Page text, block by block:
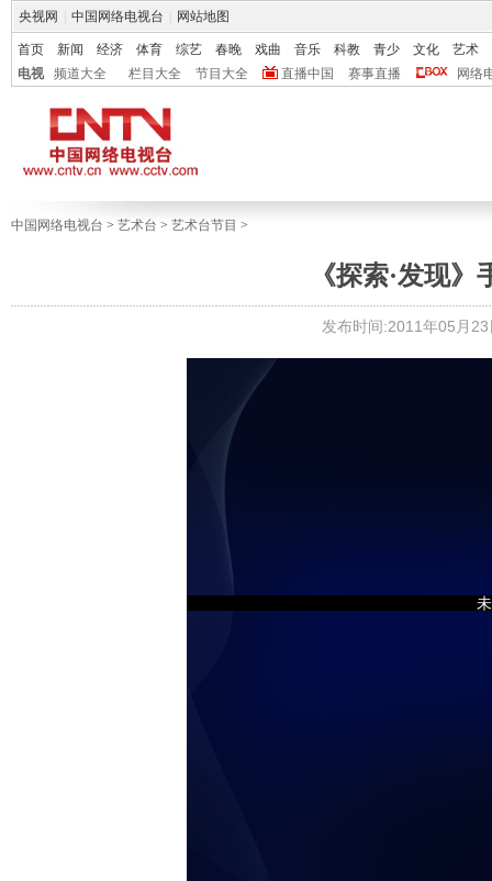
央视网 中国网络电视台 网站地图
首页 新闻 经济 体育 综艺 春晚 戏曲 音乐 科教 青少 文化
艺术
电视
频道大全 栏目大全 节目大全 直播中国 赛事直播 网络
中国网络电视台 > 艺术台 > 艺术台节目 >
《探索·发现
发布时间:2011年05月